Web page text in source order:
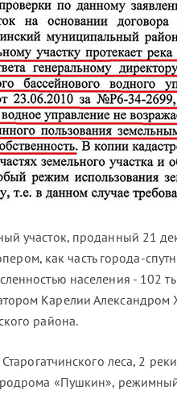
участок, проданный 21
как часть города-
населения - 102
Карелии Александром
района.
леса, 2
«Пушкин»,